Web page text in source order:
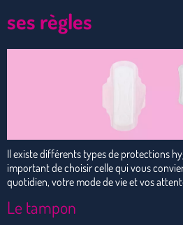
ses règles
Il existe différents types de protections
important de choisir celle qui vous
quotidien, votre mode de vie et vos
Le tampon